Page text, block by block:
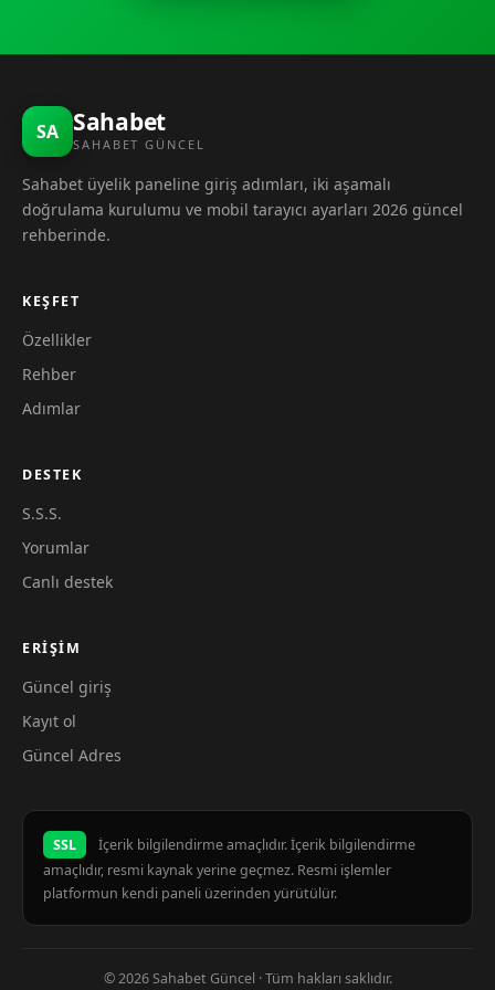
SA Sahabet
SAHABET GÜNCEL
Sahabet üyelik paneline giriş adımları, iki aşamalı
doğrulama kurulumu ve mobil tarayıcı ayarları 2026 güncel
rehberinde.
KEŞFET
Özellikler
Rehber
Adımlar
DESTEK
S.S.S.
Yorumlar
Canlı destek
ERIŞIM
Güncel giriş
Kayıt ol
Güncel Adres
SSL
İçerik bilgilendirme amaçlıdır. İçerik bilgilendirme
amaçlıdır, resmi kaynak yerine geçmez. Resmi işlemler
platformun kendi paneli üzerinden yürütülür.
© 2026 Sahabet Güncel · Tüm hakları saklıdır.